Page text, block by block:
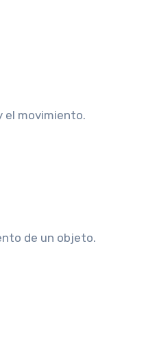
el movimiento.
de un objeto.